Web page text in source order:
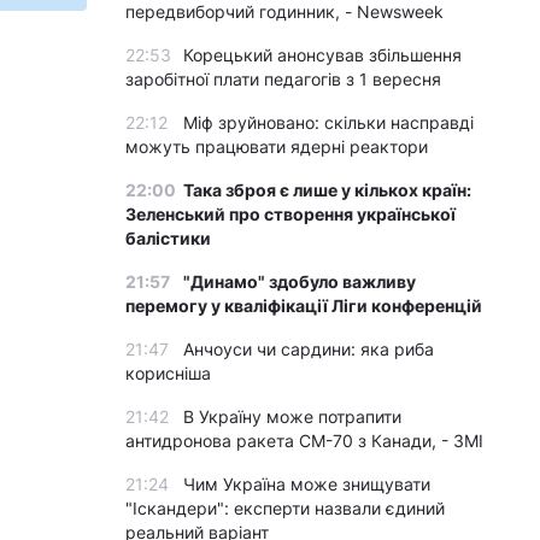
передвиборчий годинник, - Newsweek
22:53
Корецький анонсував збільшення
заробітної плати педагогів з 1 вересня
22:12
Міф зруйновано: скільки насправді
можуть працювати ядерні реактори
22:00 Така зброя є лише у кількох країн:
Зеленський про створення української
балістики
21:57
"Динамо" здобуло важливу
перемогу у кваліфікації Ліги конференцій
21:47
Анчоуси чи сардини: яка риба
корисніша
21:42
В Україну може потрапити
антидронова ракета CM-70 з Канади, - ЗМІ
21:24
Чим Україна може знищувати
"Іскандери": експерти назвали єдиний
реальний варіант